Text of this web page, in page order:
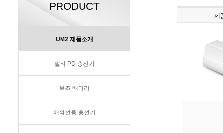
PRODUCT
UM2 제품소개
멀티 PD 충전기
보조 배터리
해외전용 충전기
제